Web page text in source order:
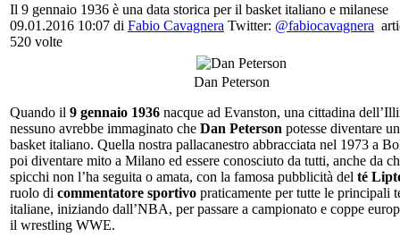
Il 9 gennaio 1936 è una data storica per il basket italiano e milanese
09.01.2016 10:07 di Fabio Cavagnera Twitter: @fabiocavagnera
520 volte
Dan Peterson
Quando il 9 gennaio 1936 nacque ad Evanston, una cittadina
nessuno avrebbe immaginato che Dan Peterson potesse diventare
basket italiano. Quella nostra pallacanestro abbracciata nel 1973 a
poi diventare mito a Milano ed essere conosciuto da tutti, anche da
spicchi non l’ha seguita o amata, con la famosa pubblicità del té
ruolo di commentatore sportivo praticamente per tutte le principali
italiane, iniziando dall’NBA, per passare a campionato e coppe
il wrestling WWE.